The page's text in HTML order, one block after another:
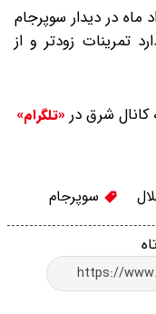
تیم استقلال باید ۲۰ مرداد ماه در دیدار سوپرجام
تمرینات زودتر و از
کانال شرق در «تلگرام»
سوپرجام